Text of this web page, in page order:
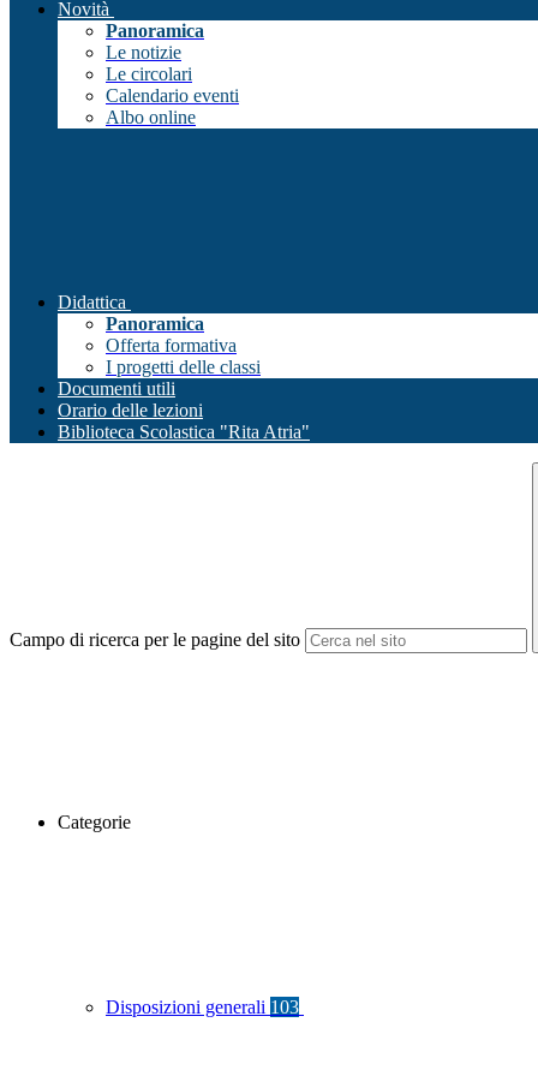
Novità
Panoramica
Le notizie
Le circolari
Calendario eventi
Albo online
Didattica
Panoramica
Offerta formativa
I progetti delle classi
Documenti utili
Orario delle lezioni
Biblioteca Scolastica "Rita Atria"
Campo di ricerca per le pagine del sito
Categorie
Disposizioni generali 103